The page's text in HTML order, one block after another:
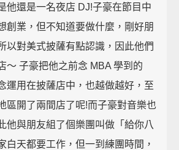
他還是一名夜店 DJ!子豪在節目中
創業，但不知道要做什麼，剛好朋
以對美式披薩有點認識，因此他們
～ 子豪把他之前念 MBA 學到的
運用在披薩店中，也越做越好，至
區開了兩間店了呢!而子豪對音樂也
他與朋友組了個樂團叫做「給你八
白天都要工作，但一到練團時間，